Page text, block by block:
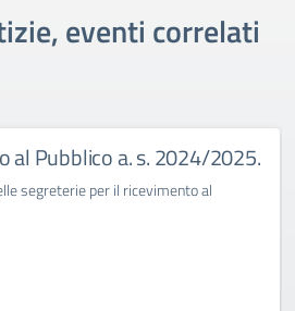
eventi correlati
al Pubblico a. s. 2024/2025.
segreterie per il ricevimento al